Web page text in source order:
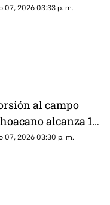
medios con
07, 2026 03:33 p. m.
al campo
alcanza 18
de pesos;
07, 2026 03:30 p. m.